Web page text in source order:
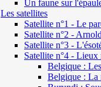
Un faune sur
Les satellites
Satellite n°1 - Le
Satellite n°2 -
Satellite n°3 -
Satellite n°4 - Lieux
Belgique :
Belgique : La